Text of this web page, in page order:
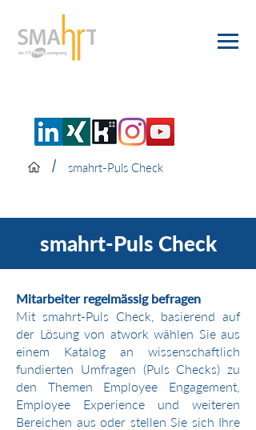
/ smahrt-Puls Check
smahrt-Puls Check
Mitarbeiter regelmässig befragen
Mit smahrt-Puls Check, basierend auf
der Lösung von atwork wählen Sie aus
einem Katalog an wissenschaftlich
fundierten Umfragen (Puls Checks) zu
den Themen Employee Engagement,
Employee Experience und weiteren
Bereichen aus oder stellen Sie sich Ihre